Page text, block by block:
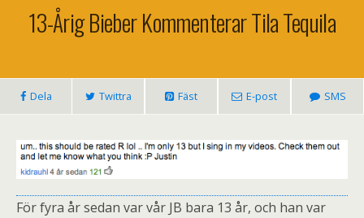
13-Årig Bieber Kommenterar Tila Tequila
Dela Twittra Fäst E-post SMS
För fyra år sedan var vår JB bara 13 år, och han var